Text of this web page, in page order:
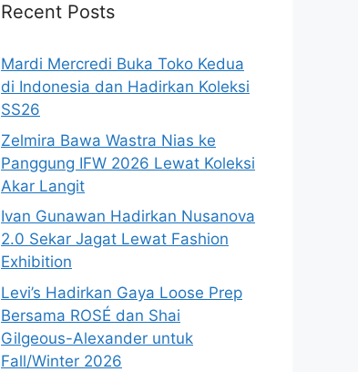
Recent Posts
Mardi Mercredi Buka Toko Kedua
di Indonesia dan Hadirkan Koleksi
SS26
Zelmira Bawa Wastra Nias ke
Panggung IFW 2026 Lewat Koleksi
Akar Langit
Ivan Gunawan Hadirkan Nusanova
2.0 Sekar Jagat Lewat Fashion
Exhibition
Levi’s Hadirkan Gaya Loose Prep
Bersama ROSÉ dan Shai
Gilgeous-Alexander untuk
Fall/Winter 2026